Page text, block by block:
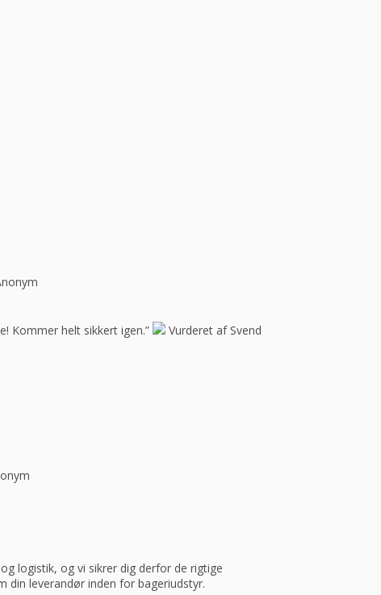
Kommer helt sikkert igen.”
Vurderet af Svend
logistik, og vi sikrer dig derfor de rigtige
din leverandør inden for bageriudstyr.